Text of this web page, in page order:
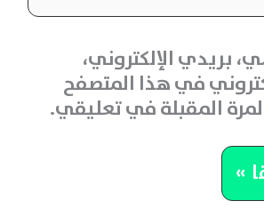
بريدي الإلكتروني،
في هذا المتصفح
المقبلة في تعليقي.